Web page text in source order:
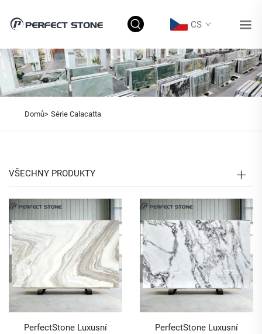
CS
Domů> Série Calacatta
VŠECHNY PRODUKTY
PerfectStone Luxusní
PerfectStone Luxusní